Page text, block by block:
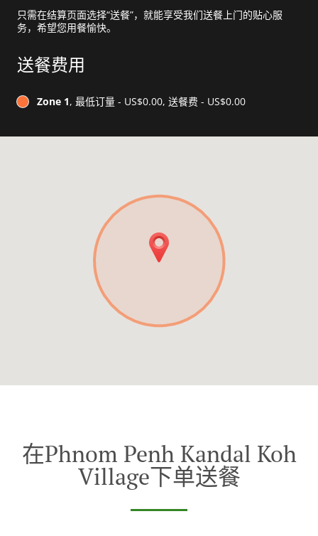
只需在结算页面选择“送餐”，就能享受我们送餐上门的贴心服
务，希望您用餐愉快。
送餐费用
Zone 1, 最低订量 - US$0.00, 送餐费 - US$0.00
在Phnom Penh Kandal Koh
Village下单送餐